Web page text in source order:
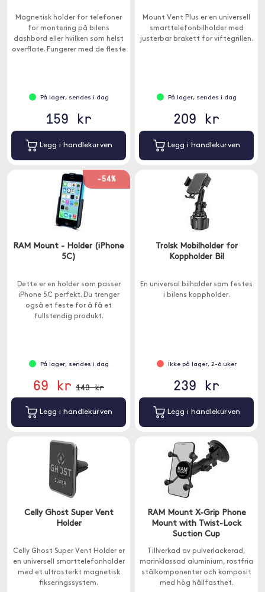
Magnetisk holder for telefoner
for montering på bilens
dashbord eller hvilken som helst
overflate. Fungerer med de fleste
På lager, sendes i dag
159 kr
Legg i handlekurven
Mount Vent Plus er en universell
smarttelefonbilholder med
justerbar brakett for viftegrillen.
På lager, sendes i dag
209 kr
Legg i handlekurven
-54%
RAM Mount - Holder (iPhone
5C)
Dette er en holder som passer
iPhone 5C perfekt. Du trenger
også et feste for å få et
fullstendig produkt.
På lager, sendes i dag
69 kr 149 kr
Legg i handlekurven
Trolsk Mobilholder for
Koppholder Bil
En universal bilholder som festes
i bilens koppholder.
Ikke på lager, 2-6 uker
239 kr
Legg i handlekurven
Celly Ghost Super Vent
Holder
Celly Ghost Super Vent Holder er
en universell smarttelefonholder
med et ultrasterkt magnetisk
fikseringssystem.
RAM Mount X-Grip Phone
Mount with Twist-Lock
Suction Cup
Tillverkad av pulverlackerad,
marinklassad aluminium, rostfria
stålkomponenter och komposit
med hög hållfasthet.